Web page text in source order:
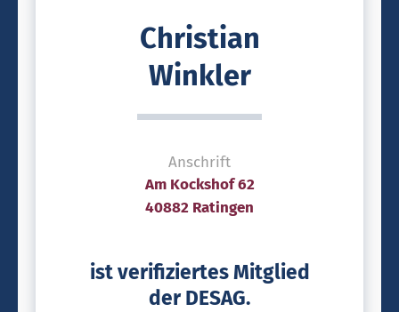
Christian
Winkler
Anschrift
Am Kockshof 62
40882 Ratingen
ist verifiziertes Mitglied
der DESAG.